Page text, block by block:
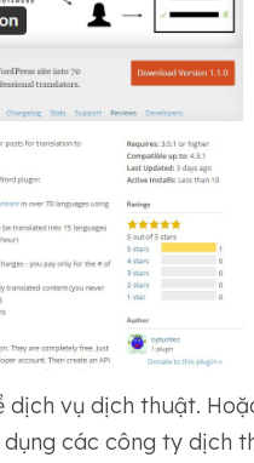
dịch vụ dịch thuật.
các công ty dịch